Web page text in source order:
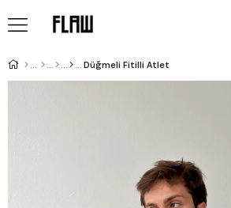
Düğmeli Fitilli Atlet